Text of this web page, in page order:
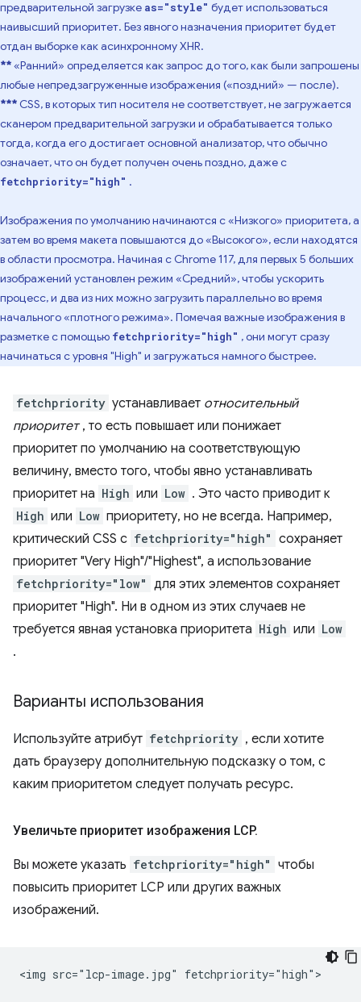
предварительной загрузке as="style" будет использоваться
наивысший приоритет. Без явного назначения приоритет будет
отдан выборке как асинхронному XHR.
**«Ранний» определяется как запрос до того, как были запрошены
любые непредзагруженные изображения («поздний» — после).
*** CSS, в которых тип носителя не соответствует, не загружается
сканером предварительной загрузки и обрабатывается только
тогда, когда его достигает основной анализатор, что обычно
означает, что он будет получен очень поздно, даже с
fetchpriority="high" .
Изображения по умолчанию начинаются с «Низкого» приоритета, а
затем во время макета повышаются до «Высокого», если находятся
в области просмотра. Начиная с Chrome 117, для первых 5 больших
изображений установлен режим «Средний», чтобы ускорить
процесс, и два из них можно загрузить параллельно во время
начального «плотного режима». Помечая важные изображения в
разметке с помощью fetchpriority="high" , они могут сразу
начинаться с уровня "High" и загружаться намного быстрее.
fetchpriority устанавливает относительный
приоритет, то есть повышает или понижает
приоритет по умолчанию на соответствующую
величину, вместо того, чтобы явно устанавливать
приоритет на High или Low . Это часто приводит к
High или Low приоритету, но не всегда. Например,
критический CSS с fetchpriority="high" сохраняет
приоритет "Very High"/"Highest", а использование
fetchpriority="low" для этих элементов сохраняет
приоритет "High". Ни в одном из этих случаев не
требуется явная установка приоритета High или Low
.
Варианты использования
Используйте атрибут fetchpriority , если хотите
дать браузеру дополнительную подсказку о том, с
каким приоритетом следует получать ресурс.
Увеличьте приоритет изображения LCP.
Вы можете указать fetchpriority="high" чтобы
повысить приоритет LCP или других важных
изображений.